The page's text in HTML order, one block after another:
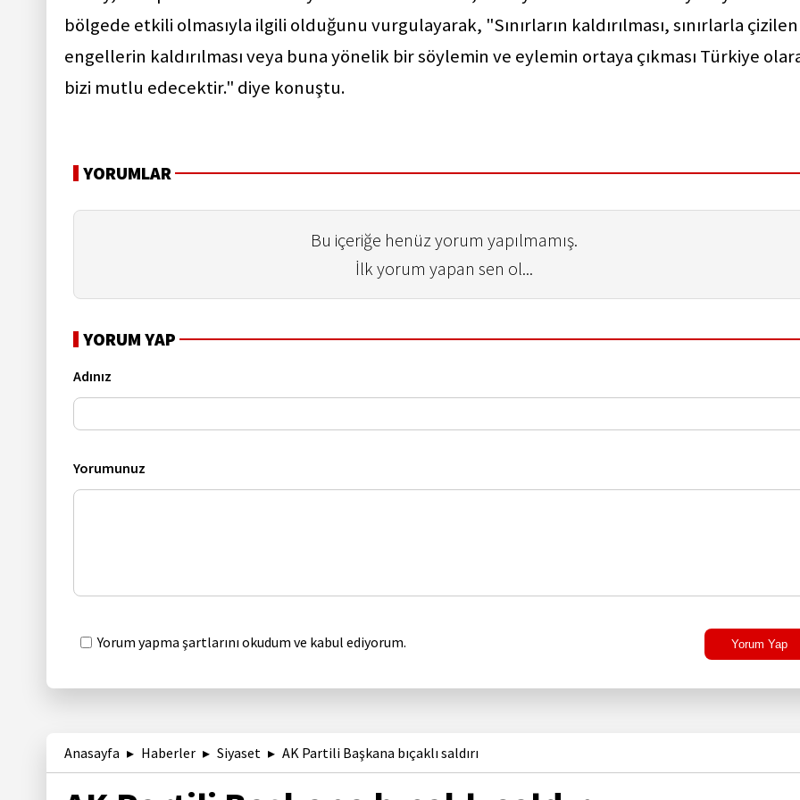
bölgede etkili olmasıyla ilgili olduğunu vurgulayarak, "Sınırların kaldırılması, sınırlarla çizilen
engellerin kaldırılması veya buna yönelik bir söylemin ve eylemin ortaya çıkması Türkiye
bizi mutlu edecektir." diye konuştu.
YORUMLAR
Bu içeriğe henüz yorum yapılmamış.
İlk yorum yapan sen ol...
YORUM YAP
Adınız
Yorumunuz
Yorum yapma şartlarını okudum ve kabul ediyorum. Yorum Yap
Anasayfa Haberler Siyaset AK Partili Başkana bıçaklı saldırı